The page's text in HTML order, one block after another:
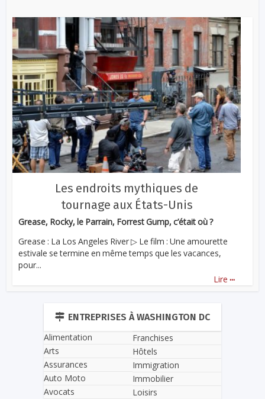
Les endroits mythiques de
tournage aux États-Unis
Grease, Rocky, le Parrain, Forrest Gump, c’était où ?
Grease : La Los Angeles River ▷ Le film : Une amourette
estivale se termine en même temps que les vacances,
pour...
Lire ...
ENTREPRISES À WASHINGTON DC
Alimentation
Arts
Assurances
Auto Moto
Avocats
Franchises
Hôtels
Immigration
Immobilier
Loisirs